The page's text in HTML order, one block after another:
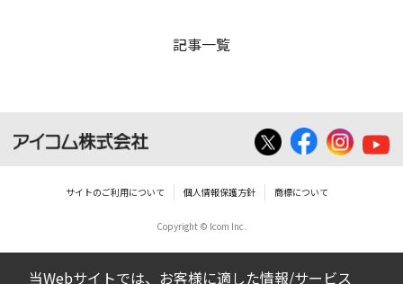
記事一覧
サイトのご利用について 個人情報保護方針 商標について
Copyright © Icom Inc.
当Webサイトでは、お客様に適した情報/サービス